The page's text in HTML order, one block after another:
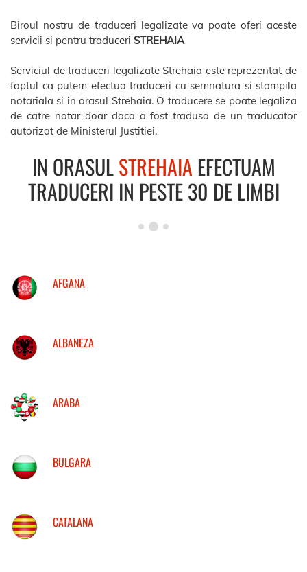
Biroul nostru de traduceri legalizate va poate oferi aceste
servicii si pentru traduceri STREHAIA
Serviciul de traduceri legalizate Strehaia este reprezentat de
faptul ca putem efectua traduceri cu semnatura si stampila
notariala si in orasul Strehaia. O traducere se poate legaliza
de catre notar doar daca a fost tradusa de un traducator
autorizat de Ministerul Justitiei.
IN ORASULSTREHAIA EFECTUAM
TRADUCERI IN PESTE 30 DE LIMBI
AFGANA
ALBANEZA
ARABA
BULGARA
CATALANA